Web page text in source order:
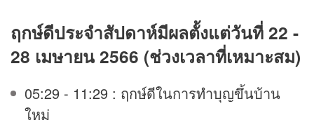
ฤกษ์ดีประจำสัปดาห์มีผลตั้งแต่วันที่ 22 -
28 เมษายน 2566 (ช่วงเวลาที่เหมาะสม)
05:29 - 11:29 : ฤกษ์ดีในการทำบุญขึ้นบ้าน
ใหม่